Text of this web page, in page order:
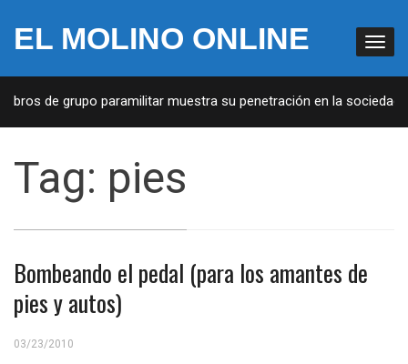
EL MOLINO ONLINE
de grupo paramilitar muestra su penetración en la sociedad
Tag: pies
Bombeando el pedal (para los amantes de
pies y autos)
03/23/2010